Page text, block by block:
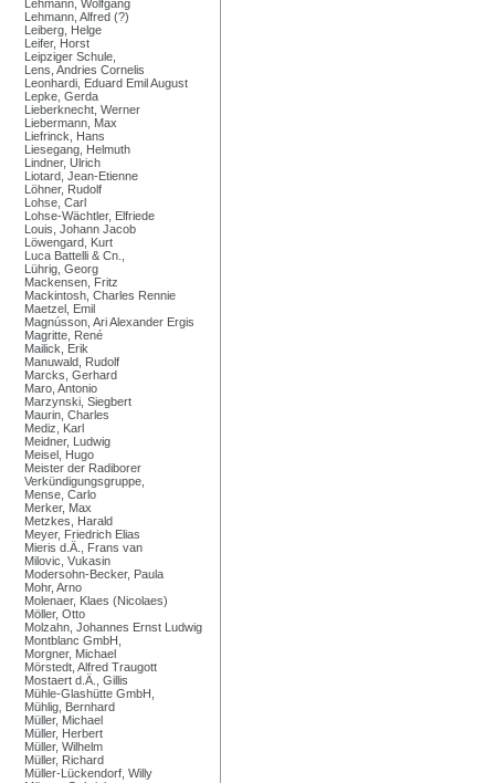
Lehmann, Wolfgang
Lehmann, Alfred (?)
Leiberg, Helge
Leifer, Horst
Leipziger Schule,
Lens, Andries Cornelis
Leonhardi, Eduard Emil August
Lepke, Gerda
Lieberknecht, Werner
Liebermann, Max
Liefrinck, Hans
Liesegang, Helmuth
Lindner, Ulrich
Liotard, Jean-Etienne
Löhner, Rudolf
Lohse, Carl
Lohse-Wächtler, Elfriede
Louis, Johann Jacob
Löwengard, Kurt
Luca Battelli & Cn.,
Lührig, Georg
Mackensen, Fritz
Mackintosh, Charles Rennie
Maetzel, Emil
Magnússon, Ari Alexander Ergis
Magritte, René
Mailick, Erik
Manuwald, Rudolf
Marcks, Gerhard
Maro, Antonio
Marzynski, Siegbert
Maurin, Charles
Mediz, Karl
Meidner, Ludwig
Meisel, Hugo
Meister der Radiborer
Verkündigungsgruppe,
Mense, Carlo
Merker, Max
Metzkes, Harald
Meyer, Friedrich Elias
Mieris d.Ä., Frans van
Milovic, Vukasin
Modersohn-Becker, Paula
Mohr, Arno
Molenaer, Klaes (Nicolaes)
Möller, Otto
Molzahn, Johannes Ernst Ludwig
Montblanc GmbH,
Morgner, Michael
Mörstedt, Alfred Traugott
Mostaert d.Ä., Gillis
Mühle-Glashütte GmbH,
Mühlig, Bernhard
Müller, Michael
Müller, Herbert
Müller, Wilhelm
Müller, Richard
Müller-Lückendorf, Willy